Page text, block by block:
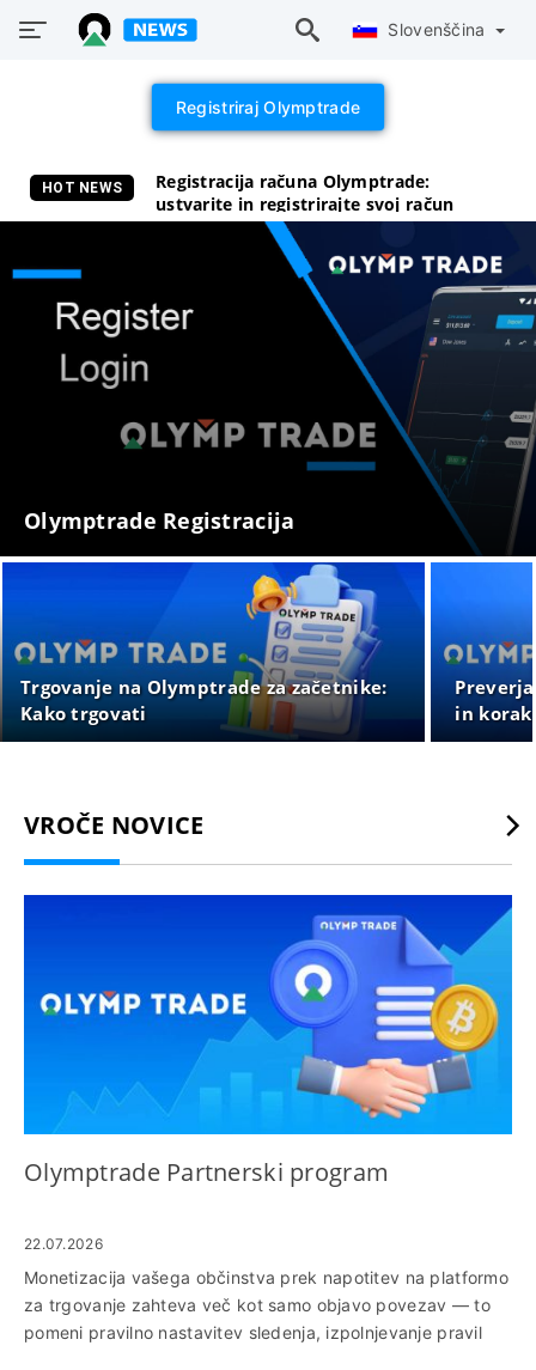
Slovenščina
Registriraj Olymptrade
HOT NEWS
Registracija računa Olymptrade:
ustvarite in registrirajte svoj račun
Olymptrade Registracija
Trgovanje na Olymptrade za začetnike:
Kako trgovati
in
VROČE NOVICE
Olymptrade Partnerski program
22.07.2026
Monetizacija vašega občinstva prek napotitev na platformo
za trgovanje zahteva več kot samo objavo povezav — to
pomeni pravilno nastavitev sledenja, izpolnjevanje pravil